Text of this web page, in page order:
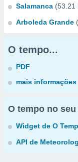
Salamanca (53.21
Arboleda Grande
O tempo...
PDF
mais informações
O tempo no seu
Widget de O
API de